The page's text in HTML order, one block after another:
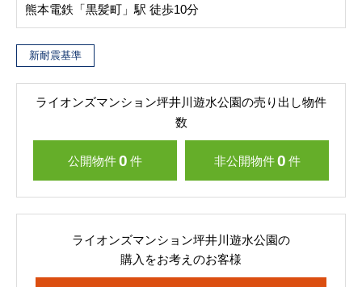
熊本電鉄「黒髪町」駅 徒歩10分
新耐震基準
ライオンズマンション坪井川遊水公園の売り出し物件
数
公開物件0 件 非公開物件 0 件
ライオンズマンション坪井川遊水公園の
購入をお考えのお客様